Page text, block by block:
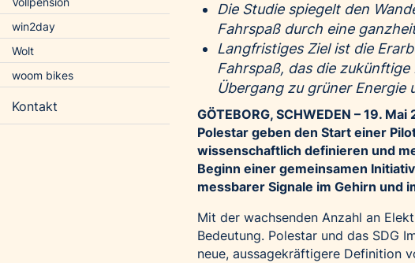
win2day
Wolt
woom bikes
Kontakt
Die Studie spiegelt den
Fahrspaß durch eine
Langfristiges Ziel ist die
Fahrspaß, das die
Übergang zu grüner
GÖTEBORG, SCHWEDEN – 19. Mai
Polestar geben den Start einer
wissenschaftlich definieren und
Beginn einer gemeinsamen
messbarer Signale im Gehirn und
Mit der wachsenden Anzahl an
Bedeutung. Polestar und das SDG
neue, aussagekräftigere Definition